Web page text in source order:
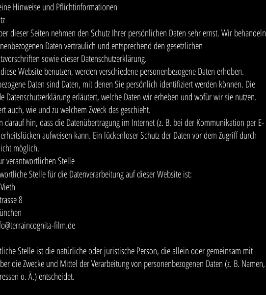
Hinweise und Pflicht­informationen
dieser Seiten nehmen den Schutz Ihrer persönlichen Daten sehr ernst. Wir behandeln
Daten vertraulich und entsprechend den gesetzlichen
sowie dieser Datenschutzerklärung.
Website benutzen, werden verschiedene personenbezogene Daten erhoben.
Daten sind Daten, mit denen Sie persönlich identifiziert werden können. Die
Datenschutzerklärung erläutert, welche Daten wir erheben und wofür wir sie nutzen.
auch, wie und zu welchem Zweck das geschieht.
darauf hin, dass die Datenübertragung im Internet (z. B. bei der Kommunikation per E-
aufweisen kann. Ein lückenloser Schutz der Daten vor dem Zugriff durch
möglich.
verantwortlichen Stelle
Stelle für die Datenverarbeitung auf dieser Website ist:
8
film.de
Stelle ist die natürliche oder juristische Person, die allein oder gemeinsam mit
die Zwecke und Mittel der Verarbeitung von personenbezogenen Daten (z. B. Namen,
o. Ä.) entscheidet.